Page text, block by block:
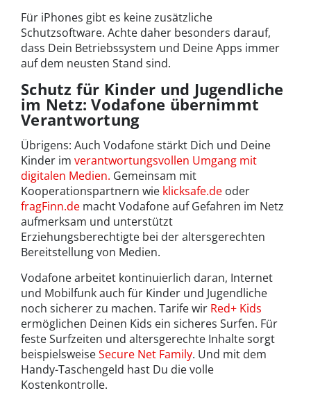
Für iPhones gibt es keine zusätzliche
Schutzsoftware. Achte daher besonders darauf,
dass Dein Betriebssystem und Deine Apps immer
auf dem neusten Stand sind.
Schutz für Kinder und Jugendliche
im Netz: Vodafone übernimmt
Verantwortung
Übrigens: Auch Vodafone stärkt Dich und Deine
Kinder im verantwortungsvollen Umgang mit
digitalen Medien. Gemeinsam mit
Kooperationspartnern wie klicksafe.de oder
fragFinn.de macht Vodafone auf Gefahren im Netz
aufmerksam und unterstützt
Erziehungsberechtigte bei der altersgerechten
Bereitstellung von Medien.
Vodafone arbeitet kontinuierlich daran, Internet
und Mobilfunk auch für Kinder und Jugendliche
noch sicherer zu machen. Tarife wir Red+ Kids
ermöglichen Deinen Kids ein sicheres Surfen. Für
feste Surfzeiten und altersgerechte Inhalte sorgt
beispielsweiseSecure Net Family. Und mit dem
Handy-Taschengeld hast Du die volle
Kostenkontrolle.